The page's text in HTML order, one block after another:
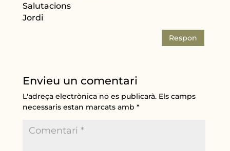
Salutacions
Jordi
Respon
Envieu un comentari
L'adreça electrònica no es publicarà. Els camps
necessaris estan marcats amb*